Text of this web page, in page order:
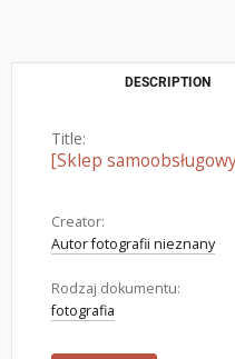
DESCRIPTION
Title:
[Sklep
Creator:
Autor fotografii nieznany
Rodzaj dokumentu:
fotografia